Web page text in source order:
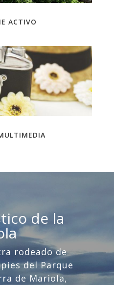
ACTIVO
de la
rodeado de
del Parque
de Mariola,